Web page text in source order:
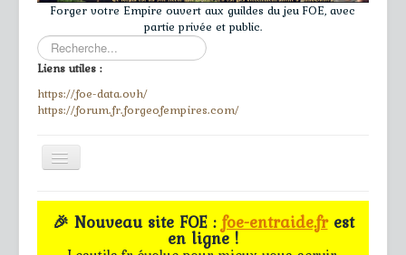
Forger votre Empire ouvert aux guildes du jeu FOE, avec
partie privée et public.
Rechercher
Liens utiles :
https://foe-data.ovh/
https://forum.fr.forgeofempires.com/
Toggle
Navigation
≡
Accueil
🎉 Nouveau site FOE :foe-entraide.frest
en ligne !